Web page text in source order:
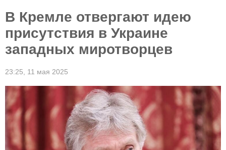
В Кремле отвергают идею
присутствия в Украине
западных миротворцев
23:25, 11 мая 2025